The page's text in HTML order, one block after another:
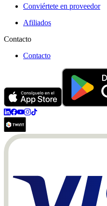
Conviértete en proveedor
Afiliados
Contacto
Contacto